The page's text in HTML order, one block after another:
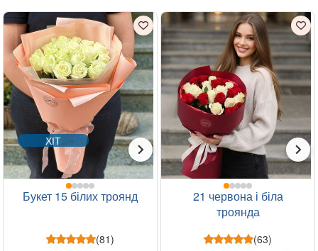
ХІТ
Букет 15 білих троянд
(81)
21 червона і біла
троянда
(63)